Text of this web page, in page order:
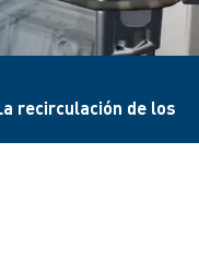
recirculación de los